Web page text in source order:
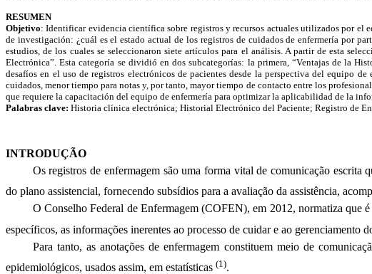
RESUMEN
Objetivo: Identificar evidencia científica sobre registros y recursos actuales utilizados por el
de investigación: ¿cuál es el estado actual de los registros de cuidados de enfermería por
estudios, de los cuales se seleccionaron siete artículos para el análisis. A partir de esta
Electrónica”. Esta categoría se dividió en dos subcategorías: la primera, “Ventajas de la
desafíos en el uso de registros electrónicos de pacientes desde la perspectiva del equipo de
cuidados, menor tiempo para notas y, por tanto, mayor tiempo de contacto entre los
que requiere la capacitación del equipo de enfermería para optimizar la aplicabilidad de la
Palabras clave: Historia clínica electrónica; Historial Electrónico del Paciente; Registro de
INTRODUÇÃO
Os registros de enfermagem são uma forma vital de comunicação
do plano assistencial, fornecendo subsídios para a avaliação da assistência,
O Conselho Federal de Enfermagem (COFEN), em 2012, normatiza que
específicos, as informações inerentes ao processo de cuidar e ao gerenciamento
Para tanto, as anotações de enfermagem constituem meio de
epidemiológicos, usados assim, em estatísticas (1).